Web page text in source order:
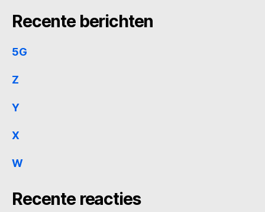
Recente berichten
5G
Z
Y
X
W
Recente reacties